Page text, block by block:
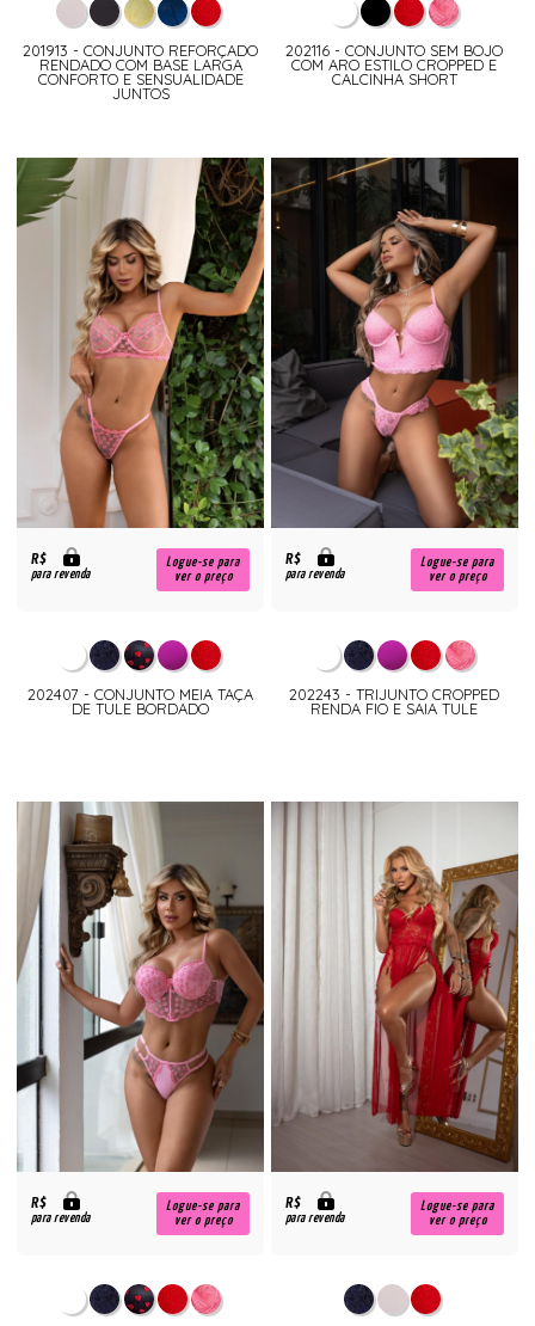
201913 - CONJUNTO REFORÇADO
RENDADO COM BASE LARGA
CONFORTO E SENSUALIDADE
JUNTOS
202116 - CONJUNTO SEM BOJO
COM ARO ESTILO CROPPED E
CALCINHA SHORT
R$
para revenda
Logue-se para
ver o preço
202407 - CONJUNTO MEIA TAÇA
DE TULE BORDADO
R$
para revenda
Logue-se para
ver o preço
202243 - TRIJUNTO CROPPED
RENDA FIO E SAIA TULE
R$
para revenda
Logue-se para
ver o preço
R$
para revenda
Logue-se para
ver o preço